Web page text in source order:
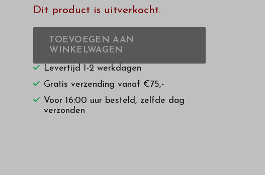
Dit product is uitverkocht.
TOEVOEGEN AAN
WINKELWAGEN
Levertijd 1-2 werkdagen
Gratis verzending vanaf €75,-
Voor 16:00 uur besteld, zelfde dag
verzonden